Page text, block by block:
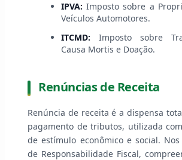
IPVA: Imposto sobre a
Veículos Automotores.
ITCMD: Imposto sobre
Causa Mortis e Doação.
Renúncias de Receita
Renúncia de receita é a dispensa
pagamento de tributos, utilizada
de estímulo econômico e social.
de Responsabilidade Fiscal,